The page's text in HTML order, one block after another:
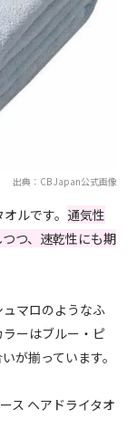
出典：CB Japan公式画像
ルです。 通気性
つ、速乾性にも期
マロのようなふ
ーはブルー・ピ
が揃っています。
ス ヘアドライタオ